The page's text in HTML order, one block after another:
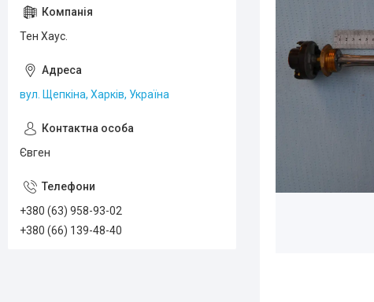
Тен Хаус.
вул. Щепкіна, Харків, Україна
Євген
+380 (63) 958-93-02
+380 (66) 139-48-40